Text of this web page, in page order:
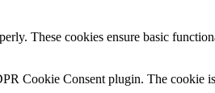
These cookies ensure basic
Cookie Consent plugin. The cookie